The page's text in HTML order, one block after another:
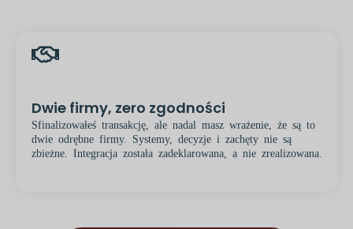
Dwie firmy, zero zgodności
Sfinalizowałeś transakcję, ale nadal masz wrażenie, że są to
dwie odrębne firmy. Systemy, decyzje i zachęty nie są
zbieżne. Integracja została zadeklarowana, a nie zrealizowana.